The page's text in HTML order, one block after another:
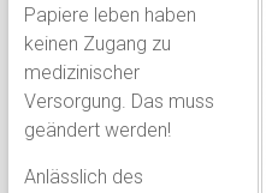
Papiere leben haben
keinen Zugang zu
medizinischer
Versorgung. Das muss
geändert werden!
Anlässlich des